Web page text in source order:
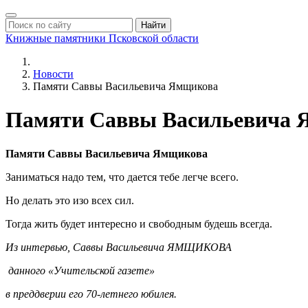
Найти
Книжные памятники Псковской области
Новости
Памяти Саввы Васильевича Ямщикова
Памяти Саввы Васильевича
Памяти Саввы Васильевича Ямщикова
Заниматься надо тем, что дается тебе легче всего.
Но делать это изо всех сил.
Тогда жить будет интересно и свободным будешь всегда.
Из интервью, Саввы Васильевича ЯМЩИКОВА
данного «Учительской газете»
в преддверии его 70-летнего юбилея.